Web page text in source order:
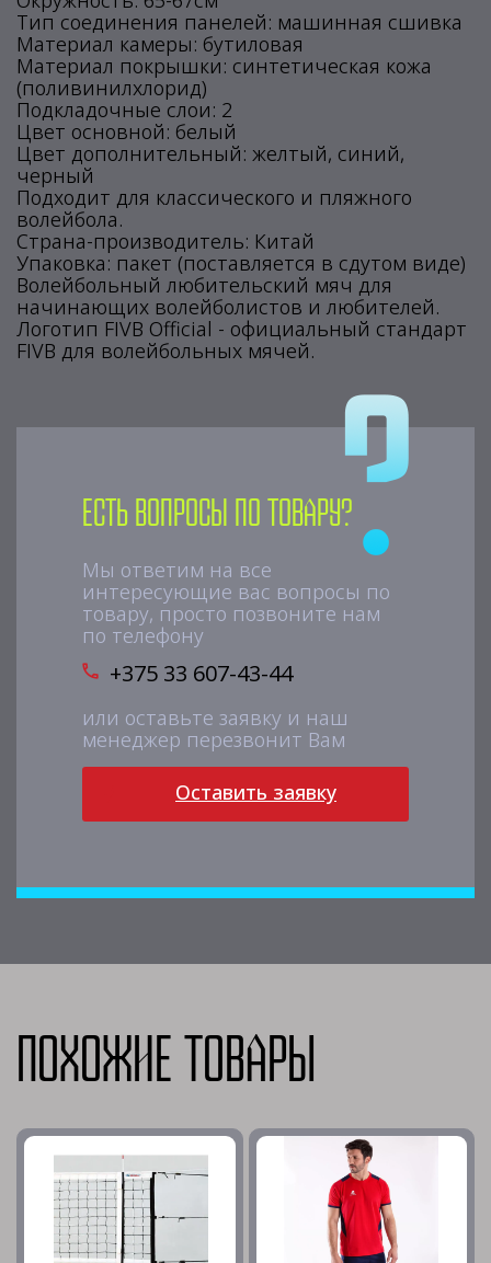
Тип соединения панелей: машинная сшивка
Материал камеры: бутиловая
Материал покрышки: синтетическая кожа
(поливинилхлорид)
Подкладочные слои: 2
Цвет основной: белый
Цвет дополнительный: желтый, синий,
черный
Подходит для классического и пляжного
волейбола.
Страна-производитель: Китай
Упаковка: пакет (поставляется в сдутом виде)
Волейбольный любительский мяч для
начинающих волейболистов и любителей.
Логотип FIVB Official - официальный стандарт
FIVB для волейбольных мячей.
Есть вопросы по товару?
Мы ответим на все
интересующие вас вопросы по
товару, просто позвоните нам
по телефону
+375 33 607-43-44
или оставьте заявку и наш
менеджер перезвонит Вам
Оставить заявку
Похожие товары